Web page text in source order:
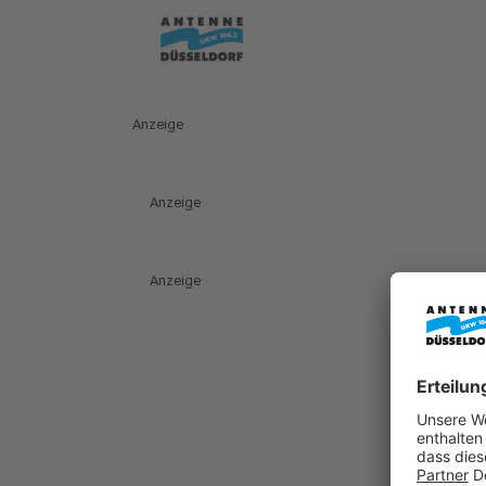
Anzeige
Anzeige
Anzeige